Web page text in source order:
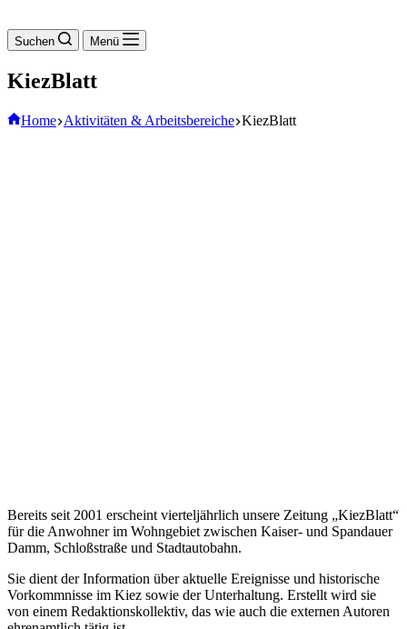
Suchen Menü
KiezBlatt
Home Aktivitäten & Arbeitsbereiche KiezBlatt
Bereits seit 2001 erscheint vierteljährlich unsere Zeitung „KiezBlatt“
für die Anwohner im Wohngebiet zwischen Kaiser- und Spandauer
Damm, Schloßstraße und Stadtautobahn.
Sie dient der Information über aktuelle Ereignisse und historische
Vorkommnisse im Kiez sowie der Unterhaltung. Erstellt wird sie
von einem Redaktionskollektiv, das wie auch die externen Autoren